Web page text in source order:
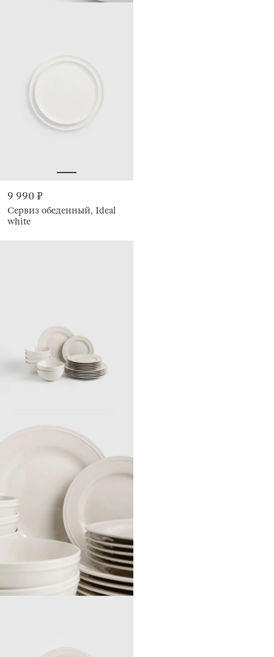
9 990 ₽
Сервиз обеденный, Ideal
white